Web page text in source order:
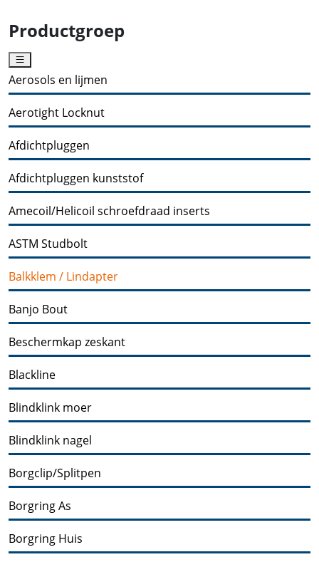
Productgroep
Aerosols en lijmen
Aerotight Locknut
Afdichtpluggen
Afdichtpluggen kunststof
Amecoil/Helicoil schroefdraad inserts
ASTM Studbolt
Balkklem / Lindapter
Banjo Bout
Beschermkap zeskant
Blackline
Blindklink moer
Blindklink nagel
Borgclip/Splitpen
Borgring As
Borgring Huis